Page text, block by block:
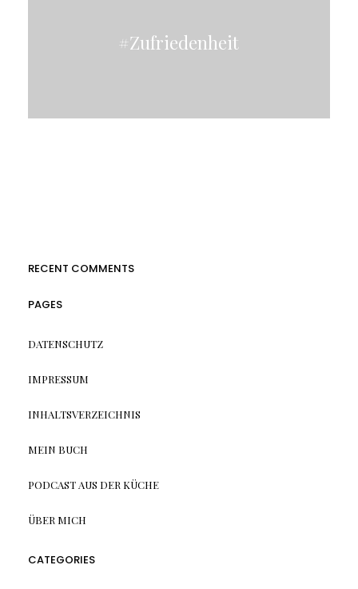
#Zufriedenheit
RECENT COMMENTS
PAGES
DATENSCHUTZ
IMPRESSUM
INHALTSVERZEICHNIS
MEIN BUCH
PODCAST AUS DER KÜCHE
ÜBER MICH
CATEGORIES